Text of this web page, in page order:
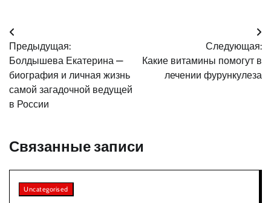
Навигация
по
записям
Предыдущая:
Болдышева Екатерина —
биография и личная жизнь
самой загадочной ведущей
в России
Следующая:
Какие витамины помогут в
лечении фурункулеза
Связанные записи
Uncategorised